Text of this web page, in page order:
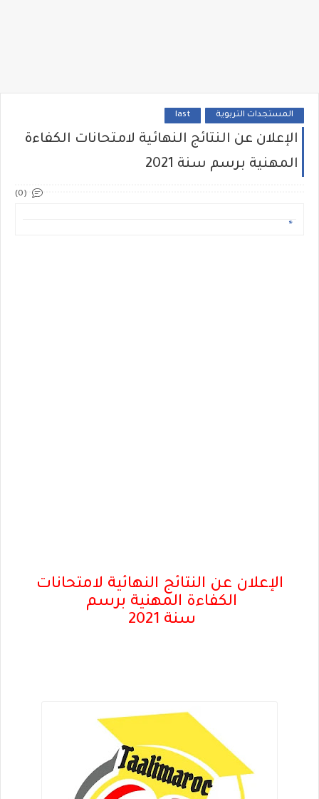
المستجدات التربوية last
الإعلان عن النتائج النهائية لامتحانات الكفاءة
المهنية برسم سنة 2021
(0)
الكفاءة المهنية برسم
سنة 2021